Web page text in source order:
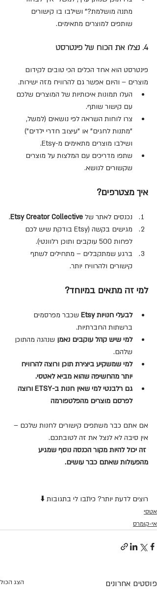
מתנה מושלמת?" ושילבו בו קישורים
שותפים למוצרים מתאימים.
4. נצלו את הכוח של פינטרסט
פינטרסט הוא אחד הכלים הכי טובים לקידום
מוצרים – והיום אפשר גם להרוויח מזה ישירות.
העלו תמונות איכותיות של המוצרים שלכם
עם קישור שותף.
צרו לוחות השראה לפי נושאים (למשל,
"מתנות לחגים" או "עיצוב חדרי ילדים")
ושילבו מוצרים מתאימים מ-Etsy.
שתפו מדריכים עם המלצות על מוצרים
שקשורים לנושא.
איך מצטרפים?
נכנסים לאתר של Etsy Creator Collective
.
מגישים בקשה (Etsy בודקת שיש לכם
לפחות 500 עוקבים ותוכן רלוונטי).
ברגע שמתקבלים – מתחילים לשתף
קישורים ולהרוויח יותר.
למי זה מתאים במיוחד?
לבעלי חנויות Etsy
שכבר מפרסמים
ברשתות החברתיות.
למי שיש קהל עוקבים נאמן שנהנה מהתוכן
שלהם.
למי שמשקיע ביצירת תוכן ורוצה להרוויח
יותר מהחשיפה שהוא מביא לאטסי.
גם רלבנטי למי שאין חנות ב-ETSY ורוצה
לפרסם מוצרים מהפלטפורמה
אם אתם כבר משתפים קישורים לחנות שלכם –
אין סיבה לא לנצל את זה לטובתכם.
זה יכול להיות מקור הכנסה נוסף שמגיע
מהפעולות שאתם כבר עושים.
רוצים לדעת יותר? כיתבו לי בתגובות ⬇️
אטסי
אי-קומרס
פוסטים אחרונים הצג הכול